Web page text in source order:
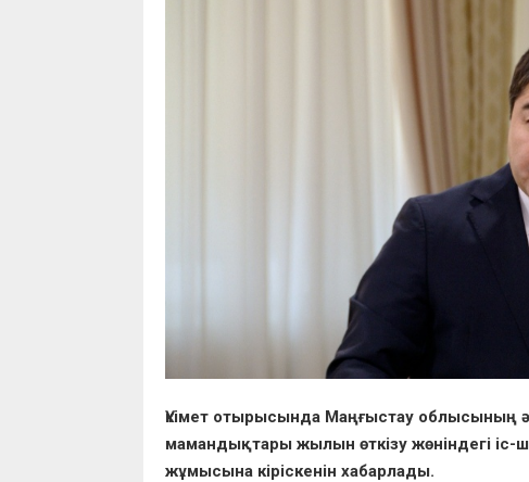
Үкімет отырысында Маңғыстау облысының
мамандықтары жылын өткізу жөніндегі іс-
жұмысына кіріскенін хабарлады.